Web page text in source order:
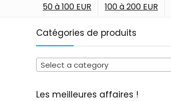
50 à 100 EUR 100 à 200 EUR
Catégories de produits
Select a category
Les meilleures affaires !